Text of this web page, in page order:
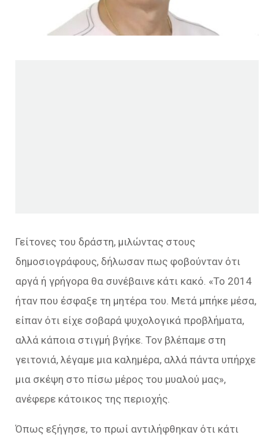
Γείτονες του δράστη, μιλώντας στους
δημοσιογράφους, δήλωσαν πως φοβούνταν ότι
αργά ή γρήγορα θα συνέβαινε κάτι κακό. «Το 2014
ήταν που έσφαξε τη μητέρα του. Μετά μπήκε μέσα,
είπαν ότι είχε σοβαρά ψυχολογικά προβλήματα,
αλλά κάποια στιγμή βγήκε. Τον βλέπαμε στη
γειτονιά, λέγαμε μια καλημέρα, αλλά πάντα υπήρχε
μια σκέψη στο πίσω μέρος του μυαλού μας»,
ανέφερε κάτοικος της περιοχής.
Όπως εξήγησε, το πρωί αντιλήφθηκαν ότι κάτι